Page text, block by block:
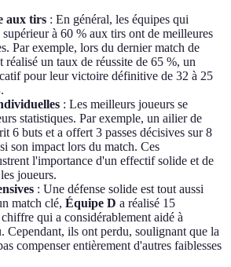
aux tirs : En général, les équipes qui
à 60 % aux tirs ont de meilleures
Par exemple, lors du dernier match de
réalisé un taux de réussite de 65 %, un
pour leur victoire définitive de 32 à 25
.
: Les meilleurs joueurs se
statistiques. Par exemple, un ailier de
6 buts et a offert 3 passes décisives sur 8
son impact lors du match. Ces
l'importance d'un effectif solide et de
joueurs.
: Une défense solide est tout aussi
match clé, Équipe D a réalisé 15
qui a considérablement aidé à
Cependant, ils ont perdu, soulignant que la
compenser entièrement d'autres faiblesses